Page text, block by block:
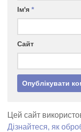
Ім'я *
Сайт
Цей сайт
Дізнайтеся, як